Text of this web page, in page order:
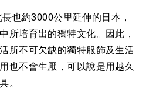
也約3000公里延伸的日本，
所培育出的獨特文化。因此，
所不可欠缺的獨特服飾及生活
也不會生厭，可以說是用越久
。